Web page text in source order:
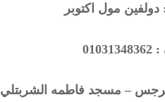
دولفين مول اكتوبر
– مسجد فاطمه الشربتلي